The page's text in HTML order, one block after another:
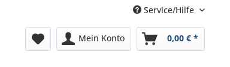
Service/Hilfe
Mein Konto 0,00 € *